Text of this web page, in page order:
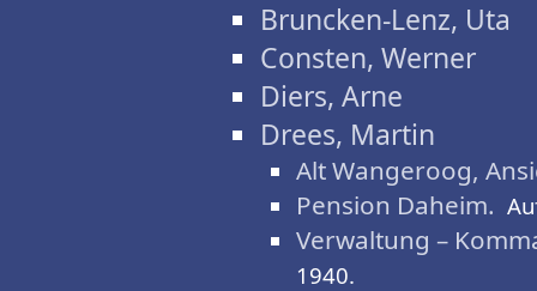
Bruncken-Lenz, Uta
Consten, Werner
Diers, Arne
Drees, Martin
Alt Wangeroog,
Pension Daheim.
Verwaltung –
1940.